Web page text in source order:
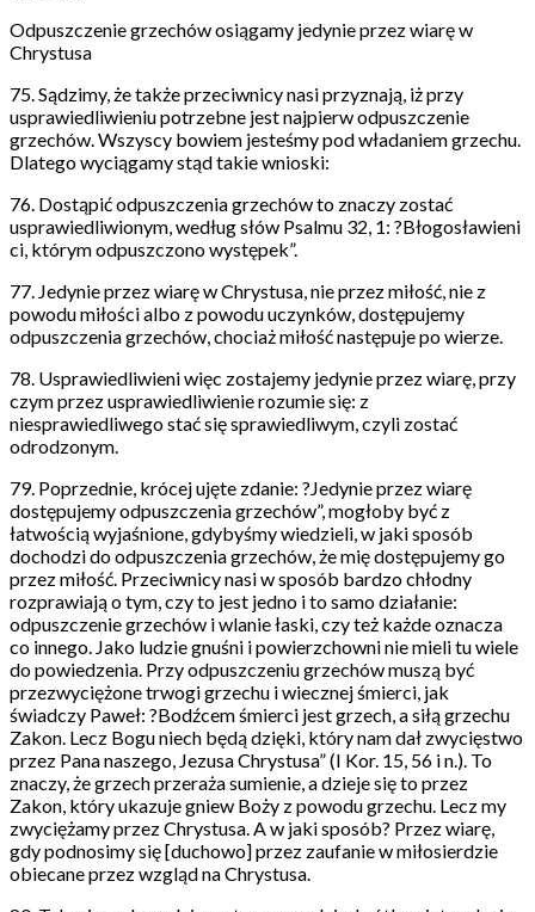
Odpuszczenie grzechów osiągamy jedynie przez wiarę w
Chrystusa
75. Sądzimy, że także przeciwnicy nasi przyznają, iż przy
usprawiedliwieniu potrzebne jest najpierw odpuszczenie
grzechów. Wszyscy bowiem jesteśmy pod władaniem grzechu.
Dlatego wyciągamy stąd takie wnioski:
76. Dostąpić odpuszczenia grzechów to znaczy zostać
usprawiedliwionym, według słów Psalmu 32, 1: ?Błogosławieni
ci, którym odpuszczono występek”.
77. Jedynie przez wiarę w Chrystusa, nie przez miłość, nie z
powodu miłości albo z powodu uczynków, dostępujemy
odpuszczenia grzechów, chociaż miłość następuje po wierze.
78. Usprawiedliwieni więc zostajemy jedynie przez wiarę, przy
czym przez usprawiedliwienie rozumie się: z
niesprawiedliwego stać się sprawiedliwym, czyli zostać
odrodzonym.
79. Poprzednie, krócej ujęte zdanie: ?Jedynie przez wiarę
dostępujemy odpuszczenia grzechów”, mogłoby być z
łatwością wyjaśnione, gdybyśmy wiedzieli, w jaki sposób
dochodzi do odpuszczenia grzechów, że mię dostępujemy go
przez miłość. Przeciwnicy nasi w sposób bardzo chłodny
rozprawiają o tym, czy to jest jedno i to samo działanie:
odpuszczenie grzechów i wlanie łaski, czy też każde oznacza
co innego. Jako ludzie gnuśni i powierzchowni nie mieli tu wiele
do powiedzenia. Przy odpuszczeniu grzechów muszą być
przezwyciężone trwogi grzechu i wiecznej śmierci, jak
świadczy Paweł: ?Bodźcem śmierci jest grzech, a siłą grzechu
Zakon. Lecz Bogu niech będą dzięki, który nam dał zwycięstwo
przez Pana naszego, Jezusa Chrystusa” (I Kor. 15, 56 i n.). To
znaczy, że grzech przeraża sumienie, a dzieje się to przez
Zakon, który ukazuje gniew Boży z powodu grzechu. Lecz my
zwyciężamy przez Chrystusa. A w jaki sposób? Przez wiarę,
gdy podnosimy się [duchowo] przez zaufanie w miłosierdzie
obiecane przez wzgląd na Chrystusa.